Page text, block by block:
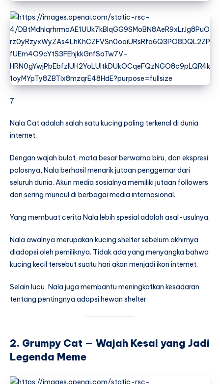
7
Nala Cat adalah salah satu kucing paling terkenal di dunia
internet.
Dengan wajah bulat, mata besar berwarna biru, dan ekspresi
polosnya, Nala berhasil menarik jutaan penggemar dari
seluruh dunia. Akun media sosialnya memiliki jutaan followers
dan sering muncul di berbagai media internasional.
Yang membuat cerita Nala lebih spesial adalah asal-usulnya.
Nala awalnya merupakan kucing shelter sebelum akhirnya
diadopsi oleh pemiliknya. Tidak ada yang menyangka bahwa
kucing kecil tersebut suatu hari akan menjadi ikon internet.
Selain lucu, Nala juga membantu meningkatkan kesadaran
tentang pentingnya adopsi hewan shelter.
2. Grumpy Cat — Wajah Kesal yang Jadi
Legenda Meme